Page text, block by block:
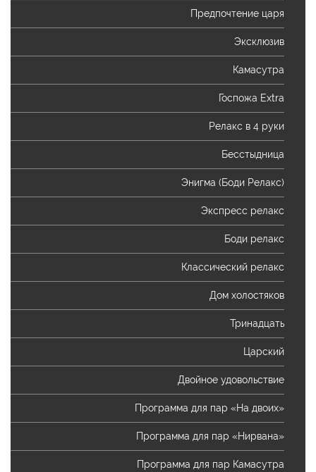
Предпочтение царя
Эксклюзив
Камасутра
Госпожа Extra
Релакс в 4 руки
Бесстыдница
Энигма (Боди Релакс)
Экспресс релакс
Боди релакс
Классический релакс
Дом холостяков
Тринадцать
Царский
Двойное удовольствие
Программа для пар «На двоих»
Программа для пар «Нирвана»
Программа для пар Камасутра